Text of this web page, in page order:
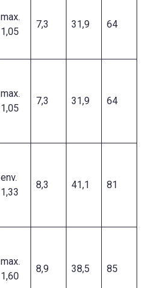
max.
1,05
7,3 31,9 64
max.
1,05
7,3 31,9 64
env.
1,33
8,3 41,1 81
max.
1,60
8,9 38,5 85